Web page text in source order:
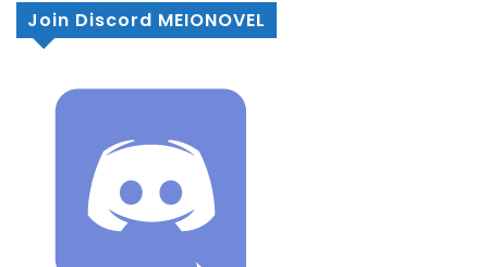
Join Discord MEIONOVEL